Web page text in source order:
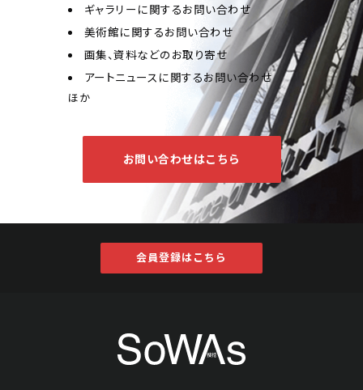
ギャラリーに関するお問い合わせ
美術館に関するお問い合わせ
画集、資料などのお取り寄せ
アートニュースに関するお問い合わせ
ほか
お問い合わせはこちら
会員登録はこちら